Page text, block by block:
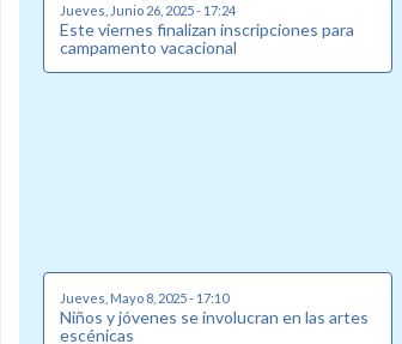
Jueves, Junio 26, 2025 - 17:24
Este viernes finalizan inscripciones para
campamento vacacional
Jueves, Mayo 8, 2025 - 17:10
Niños y jóvenes se involucran en las artes
escénicas